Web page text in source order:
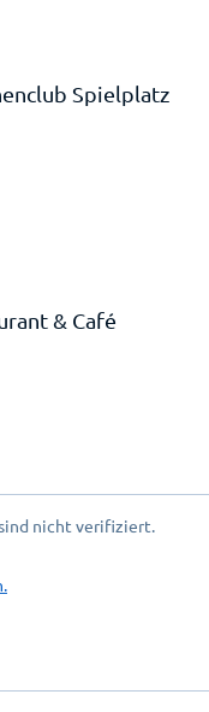
Spielplatz
& Café
nicht verifiziert.